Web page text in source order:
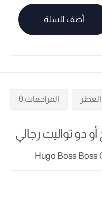
أضف للسلة
المراجعات 0
دو تواليت رجالي
Hugo Boss Boss